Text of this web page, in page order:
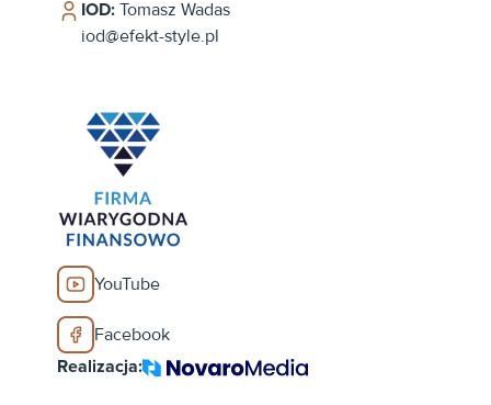
IOD: Tomasz Wadas
iod@efekt-style.pl
YouTube
Facebook
Realizacja: